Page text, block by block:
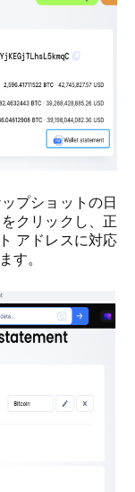
プショットの日
クリックし、正
アドレスに対応
す。